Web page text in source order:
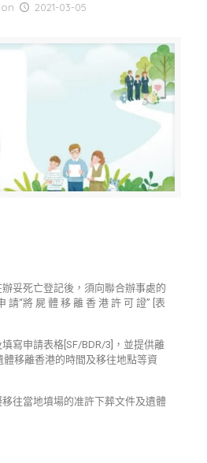
on 2021-03-05
妥死亡登記後，須向聯合辦事處的
請“將 屍 體 移 離 香 港 許 可 證” [表
寫申請表格[SF/BDR/3]，並提供離
移離香港的時間及移往地點等資
往當地墳場的准許下葬文件及遺體